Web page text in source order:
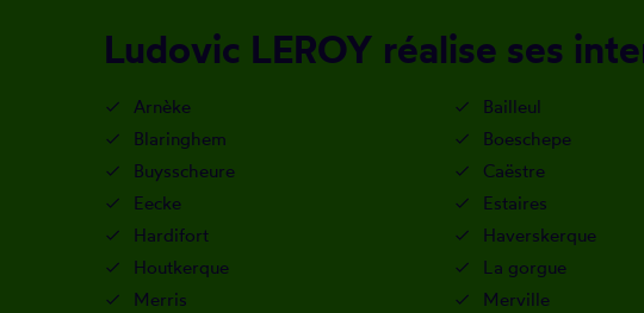
Ludovic LEROY réalise ses
Arnèke Bailleul
Blaringhem
Boeschepe
Buysscheure
Caëstre
Eecke
Estaires
Hardifort
Haverskerque
Houtkerque
La gorgue
Merris
Merville